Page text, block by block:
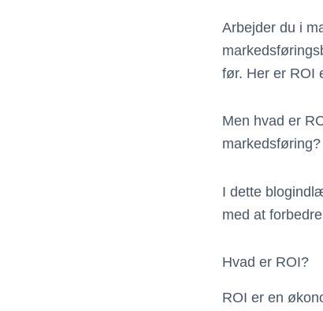
Arbejder du i
før. Her er ROI
Men hvad er
markedsføring?
I dette
med at
Hvad er ROI?
ROI er en